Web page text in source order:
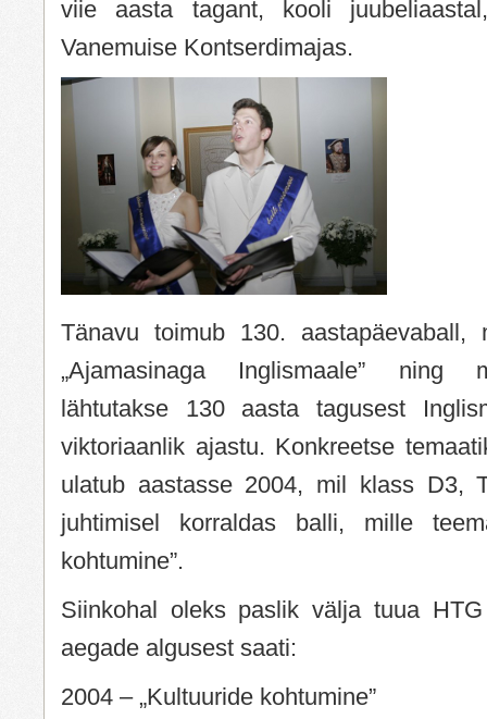
viie aasta tagant, kooli
Vanemuise Kontserdimajas.
Tänavu toimub 130. aastapäevaball,
„Ajamasinaga Inglismaale” ning
lähtutakse 130 aasta tagusest
viktoriaanlik ajastu. Konkreetse
ulatub aastasse 2004, mil klass D3,
juhtimisel korraldas balli, mille
kohtumine”.
Siinkohal oleks paslik välja tuua
aegade algusest saati:
2004 – „Kultuuride kohtumine”